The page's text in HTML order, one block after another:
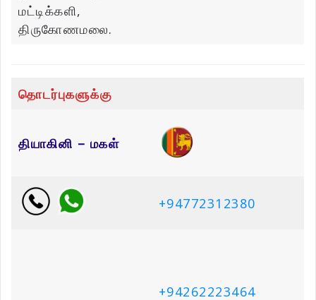
மட்டிக்களி,
திருகோணமலை.
தொடர்புகளுக்கு
தியாகினி – மகள்
+94772312380